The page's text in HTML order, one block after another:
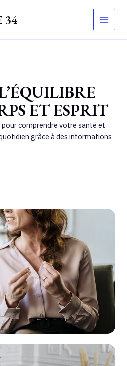
34
Main
ET ESPRIT
pour comprendre votre santé et
grâce à des informations